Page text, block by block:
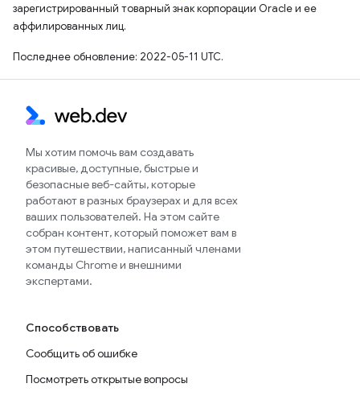
зарегистрированный товарный знак корпорации Oracle и ее
аффилированных лиц.
Последнее обновление: 2022-05-11 UTC.
Мы хотим помочь вам создавать
красивые, доступные, быстрые и
безопасные веб-сайты, которые
работают в разных браузерах и для всех
ваших пользователей. На этом сайте
собран контент, который поможет вам в
этом путешествии, написанный членами
команды Chrome и внешними
экспертами.
Способствовать
Сообщить об ошибке
Посмотреть открытые вопросы